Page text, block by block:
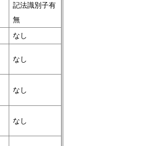
記法識別子有
無
なし
なし
なし
なし